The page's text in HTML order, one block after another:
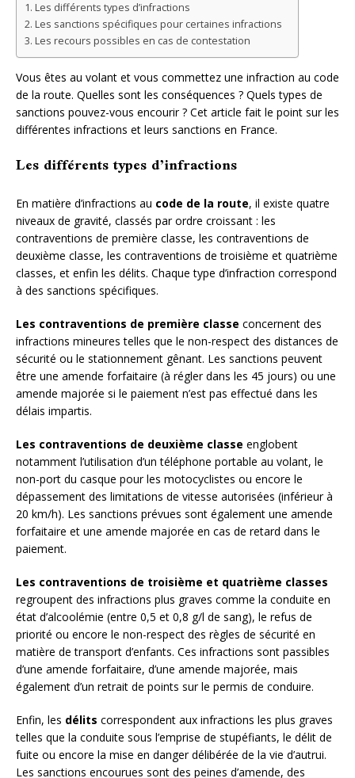
Les différents types d’infractions
Les sanctions spécifiques pour certaines infractions
Les recours possibles en cas de contestation
Vous êtes au volant et vous commettez une infraction au code
de la route. Quelles sont les conséquences ? Quels types de
sanctions pouvez-vous encourir ? Cet article fait le point sur les
différentes infractions et leurs sanctions en France.
Les différents types d’infractions
En matière d’infractions au code de la route, il existe quatre
niveaux de gravité, classés par ordre croissant : les
contraventions de première classe, les contraventions de
deuxième classe, les contraventions de troisième et quatrième
classes, et enfin les délits. Chaque type d’infraction correspond
à des sanctions spécifiques.
Les contraventions de première classe concernent des
infractions mineures telles que le non-respect des distances de
sécurité ou le stationnement gênant. Les sanctions peuvent
être une amende forfaitaire (à régler dans les 45 jours) ou une
amende majorée si le paiement n’est pas effectué dans les
délais impartis.
Les contraventions de deuxième classe englobent
notamment l’utilisation d’un téléphone portable au volant, le
non-port du casque pour les motocyclistes ou encore le
dépassement des limitations de vitesse autorisées (inférieur à
20 km/h). Les sanctions prévues sont également une amende
forfaitaire et une amende majorée en cas de retard dans le
paiement.
Les contraventions de troisième et quatrième classes
regroupent des infractions plus graves comme la conduite en
état d’alcoolémie (entre 0,5 et 0,8 g/l de sang), le refus de
priorité ou encore le non-respect des règles de sécurité en
matière de transport d’enfants. Ces infractions sont passibles
d’une amende forfaitaire, d’une amende majorée, mais
également d’un retrait de points sur le permis de conduire.
Enfin, les délits correspondent aux infractions les plus graves
telles que la conduite sous l’emprise de stupéfiants, le délit de
fuite ou encore la mise en danger délibérée de la vie d’autrui.
Les sanctions encourues sont des peines d’amende, des